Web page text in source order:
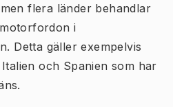
flera länder behandlar
i
Detta gäller exempelvis
och Spanien som har